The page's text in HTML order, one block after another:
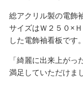
総アクリル製の電飾
サイズはＷ２５０×
した電飾袖看板です。
「綺麗に出来上が
満足していただけま